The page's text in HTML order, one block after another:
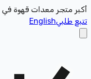
أكبر متجر معدات قهوة في
تتبع طلبيEnglish